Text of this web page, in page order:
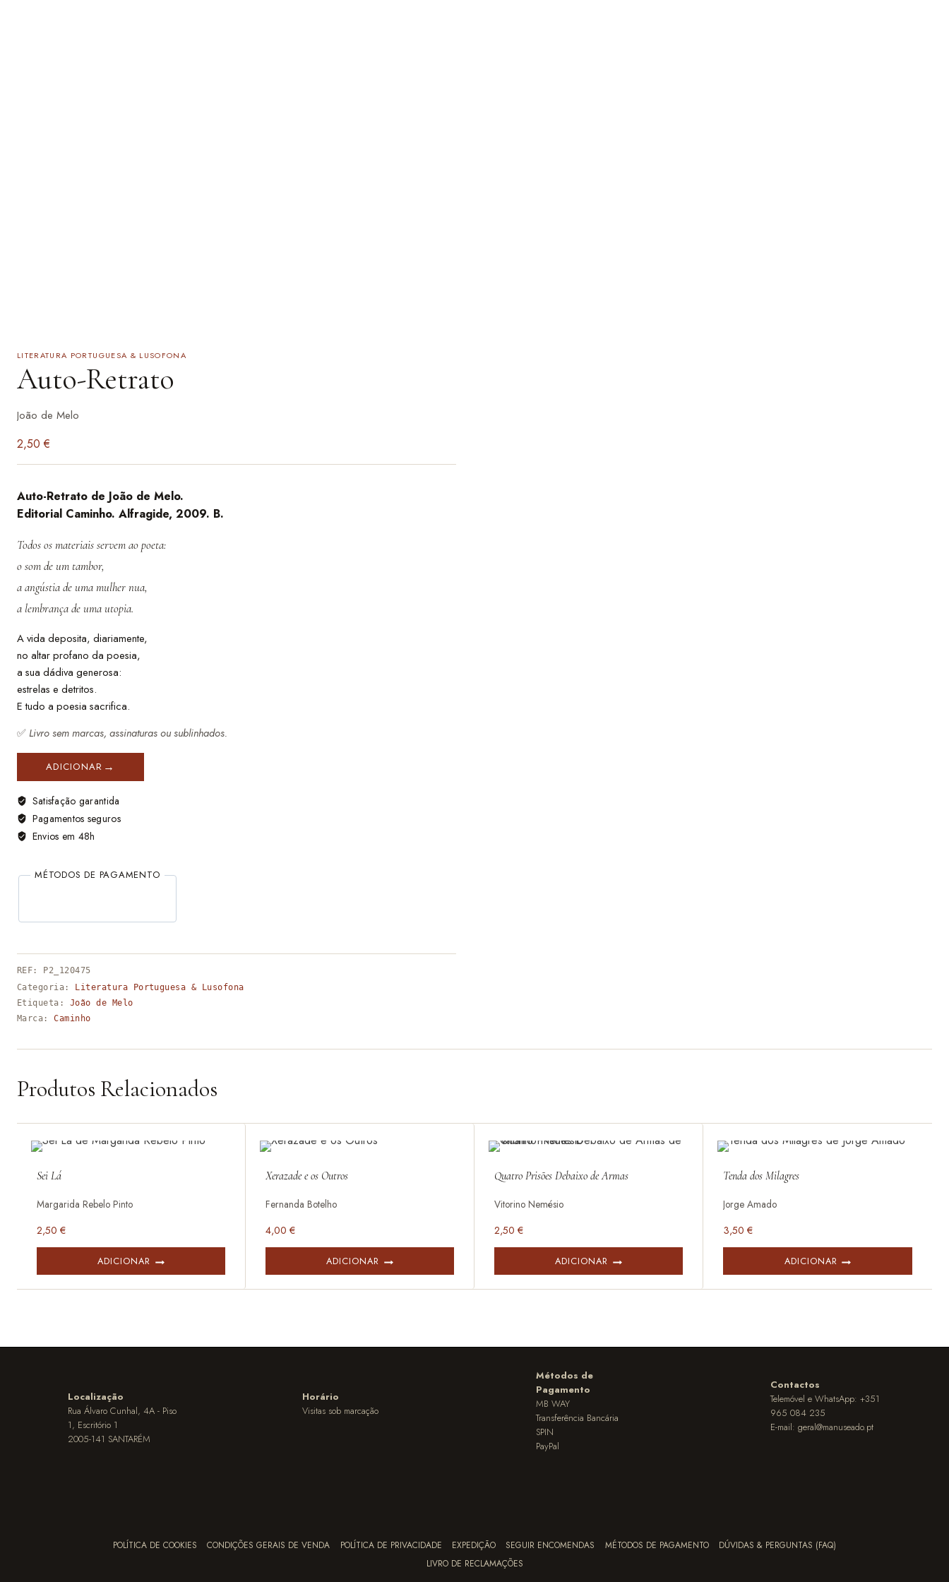
LITERATURA PORTUGUESA & LUSOFONA
Auto-Retrato
João de Melo
2,50€
Auto-Retrato de João de Melo.
Editorial Caminho. Alfragide, 2009. B.
Todos os materiais servem ao poeta:
o som de um tambor,
a angústia de uma mulher nua,
a lembrança de uma utopia.
A vida deposita, diariamente,
no altar profano da poesia,
a sua dádiva generosa:
estrelas e detritos.
E tudo a poesia sacrifica.
✅Livro sem marcas, assinaturas ou sublinhados.
ADICIONAR
Satisfação garantida
Pagamentos seguros
Envios em 48h
MÉTODOS DE PAGAMENTO
REF:
P2_120475
Categoria:
Literatura Portuguesa & Lusofona
Etiqueta: João de Melo
Marca:Caminho
Produtos Relacionados
Sei Lá
Margarida Rebelo Pinto
2,50 €
ADICIONAR
Xerazade e os Outros
Fernanda Botelho
4,00 €
ADICIONAR
Quatro Prisões Debaixo de Armas
Vitorino Nemésio
2,50 €
ADICIONAR
Tenda dos Milagres
Jorge Amado
3,50 €
ADICIONAR
Localização
Rua Álvaro Cunhal, 4A - Piso
1, Escritório 1
2005-141 SANTARÉM
Horário
Visitas sob marcação
Métodos de
Pagamento
MB WAY
Transferência Bancária
SPIN
PayPal
Contactos
Telemóvel e WhatsApp: +351
965 084 235
E-mail: geral@manuseado.pt
POLÍTICA DE COOKIES CONDIÇÕES GERAIS DE VENDA POLÍTICA DE PRIVACIDADE EXPEDIÇÃO SEGUIR ENCOMENDAS MÉTODOS DE PAGAMENTO
DÚVIDAS & PERGUNTAS (FAQ)
LIVRO DE RECLAMAÇÕES